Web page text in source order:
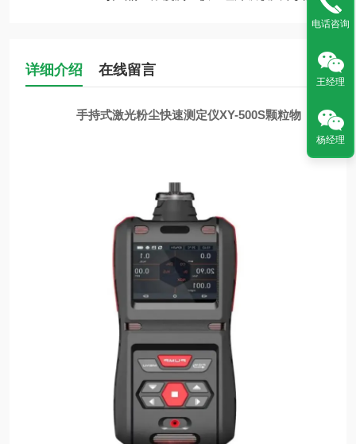
详细介绍 在线留言
手持式激光粉尘快速测定仪XY-500S颗粒物
电话咨询
王经理
杨经理